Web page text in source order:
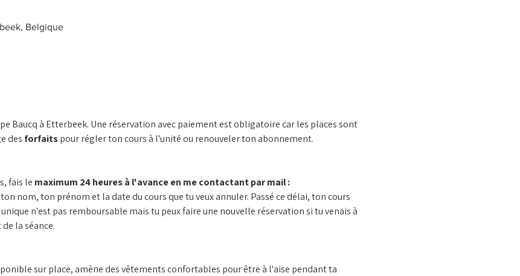
Belgique
Baucq à Etterbeek. Une réservation avec paiement est obligatoire car les places sont
des forfaits pour régler ton cours à l'unité ou renouveler ton abonnement.
fais le maximum 24 heures à l'avance en me contactant par mail :
nom, ton prénom et la date du cours que tu veux annuler. Passé ce délai, ton cours
n'est pas remboursable mais tu peux faire une nouvelle réservation si tu venais à
la séance.
sur place, amène des vêtements confortables pour être à l'aise pendant ta